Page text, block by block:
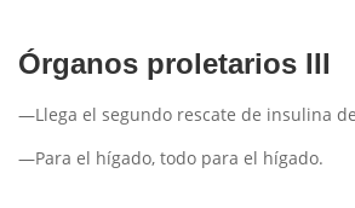
Órganos proletarios III
—Llega el segundo rescate de insulina
—Para el hígado, todo para el hígado.